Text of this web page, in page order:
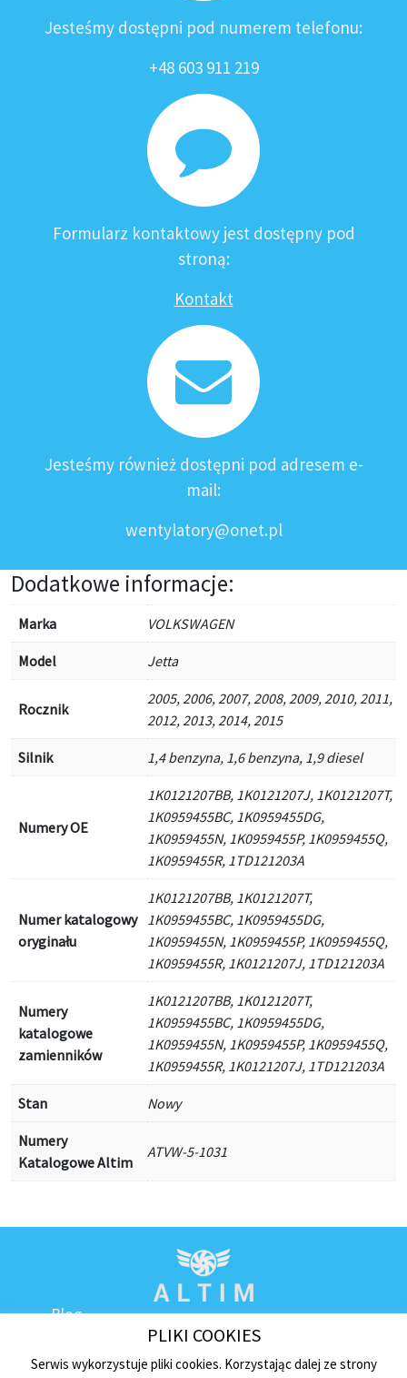
Jesteśmy dostępni pod numerem telefonu:
+48 603 911 219
Formularz kontaktowy jest dostępny pod
stroną:
Kontakt
Jesteśmy również dostępni pod adresem e-
mail:
wentylatory@onet.pl
Dodatkowe informacje:
Marka VOLKSWAGEN
Model Jetta
Rocznik
2005, 2006, 2007, 2008, 2009, 2010, 2011,
2012, 2013, 2014, 2015
Silnik 1,4 benzyna, 1,6 benzyna, 1,9 diesel
Numery OE
1K0121207BB, 1K0121207J, 1K0121207T,
1K0959455BC, 1K0959455DG,
1K0959455N, 1K0959455P, 1K0959455Q,
1K0959455R, 1TD121203A
Numer katalogowy
oryginału
1K0121207BB, 1K0121207T,
1K0959455BC, 1K0959455DG,
1K0959455N, 1K0959455P, 1K0959455Q,
1K0959455R, 1K0121207J, 1TD121203A
Numery
katalogowe
zamienników
1K0121207BB, 1K0121207T,
1K0959455BC, 1K0959455DG,
1K0959455N, 1K0959455P, 1K0959455Q,
1K0959455R, 1K0121207J, 1TD121203A
Stan Nowy
Numery
Katalogowe Altim
ATVW-5-1031
Blog
Regulamin sklepu
PLIKI COOKIES
Serwis wykorzystuje pliki cookies. Korzystając dalej ze strony